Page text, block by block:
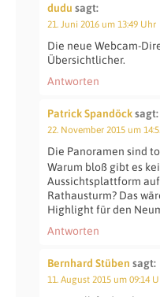
dudu sagt:
21. Juni 2016 um 13:49 Uhr
Die neue Webcam-
Übersichtlicher.
Antworten
Patrick Spandöcksagt:
22. November 2015 um
Die Panoramen sind
Warum bloß gibt es
Aussichtsplattform
Rathausturm? Das
Highlight für den
Antworten
Bernhard Stüben sagt:
11. August 2015 um 09:14